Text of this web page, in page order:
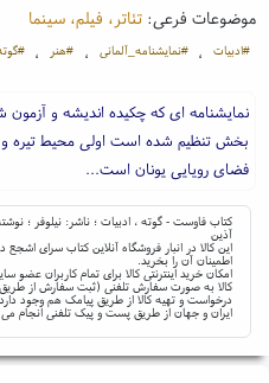
موضوعات فرعی:تئاتر، فیلم، سینما
#ادبیات ، #نمایشنامه_آلمانی ، #هنر ،
نمایشنامه ای که چکیده اندیشه و
بخش تنظیم شده است اولی محیط تیره
فضای رویایی یونان است...
کتاب فاوست - گوته ، ادبیات ؛ ناشر: نیلوفر ؛
آذین
این کالا در انبار فروشگاه آنلاین کتاب سرای
اطمینان آن را بخرید.
امکان خرید اینترنتی کالا برای تمام کاربران
کالا به صورت سفارش تلفنی (ثبت سفارش از
درخواست و تهیه کالا از طریق پیامک هم وجود
ایران و جهان از طریق پست و پیک تلفنی انجام